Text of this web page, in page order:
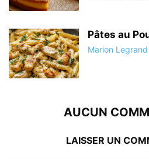
Pâtes au
Marion Legrand
AUCUN
LAISSER UN